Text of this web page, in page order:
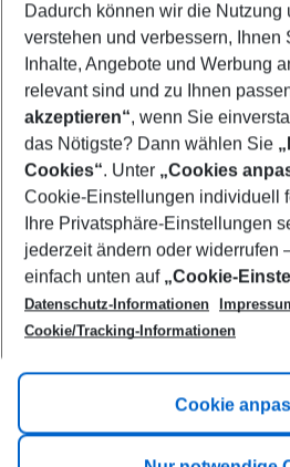
Who will travel
2 adults No children
Show more
Footer
Footer navigation
Title A
Link A
Dadurch können wir die Nutzung
verstehen und verbessern, Ihnen
Inhalte, Angebote und Werbung
relevant sind und zu Ihnen
akzeptieren“, wenn Sie
das Nötigste? Dann wählen Sie
Cookies“. Unter „Cookies
Cookie-Einstellungen individuell
Ihre Privatsphäre-Einstellungen
jederzeit ändern oder widerrufen
einfach unten auf „Cookie-
Datenschutz-Informationen
Cookie/Tracking-Informationen
Cookie